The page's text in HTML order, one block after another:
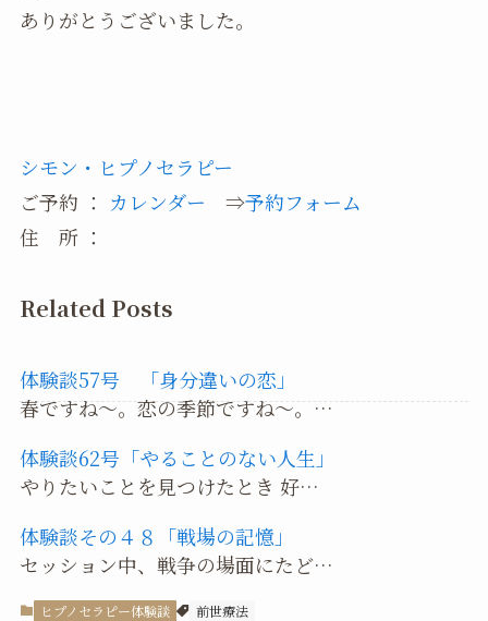
ありがとうございました。
シモン・ヒプノセラピー
ご予約 ： カレンダー ⇒予約フォーム
住 所 ：
Related Posts
体験談57号 「身分違いの恋」
春ですね～。恋の季節ですね～。…
体験談62号「やることのない人生」
やりたいことを見つけたとき 好…
体験談その４８「戦場の記憶」
セッション中、戦争の場面にたど…
ヒプノセラピー体験談 前世療法